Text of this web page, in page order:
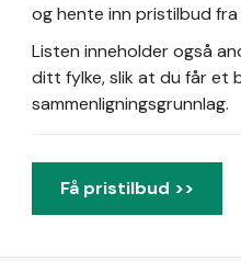
og hente inn pristilbud
Listen inneholder også
ditt fylke, slik at du får et
sammenligningsgrunnlag.
Få pristilbud >>